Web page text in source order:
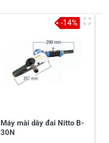
Máy mài dây đai Nitto B-
30N
-14%